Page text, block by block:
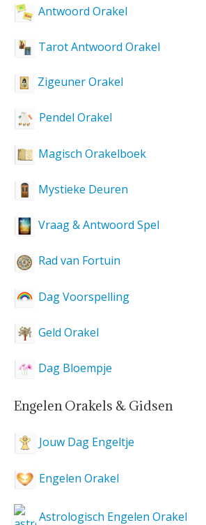
Antwoord Orakel
Tarot Antwoord Orakel
Zigeuner Orakel
Pendel Orakel
Magisch Orakelboek
Mystieke Deuren
Vraag & Antwoord Spel
Rad van Fortuin
Dag Voorspelling
Geld Orakel
Dag Bloempje
Engelen Orakels & Gidsen
Jouw Dag Engeltje
Engelen Orakel
Astrologisch Engelen Orakel